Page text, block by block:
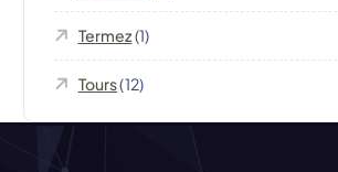
Termez(1)
Tours(12)